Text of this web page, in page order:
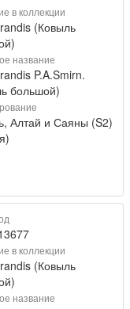
в коллекции
(Ковыль
название
P.A.Smirn.
большой)
Алтай и Саяны (S2)
в коллекции
(Ковыль
название